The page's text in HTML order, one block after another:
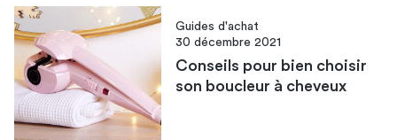
Guides d'achat
30 décembre 2021
Conseils pour bien choisir
son boucleur à cheveux